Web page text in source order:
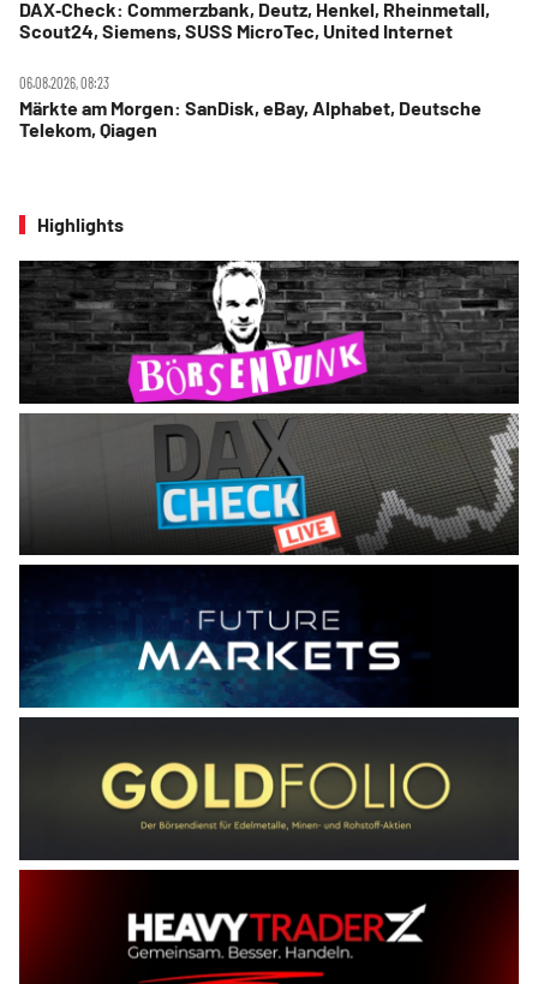
DAX‑Check: Commerzbank, Deutz, Henkel, Rheinmetall,
Scout24, Siemens, SUSS MicroTec, United Internet
06.08.2026, 08:23
Märkte am Morgen: SanDisk, eBay, Alphabet, Deutsche
Telekom, Qiagen
Highlights